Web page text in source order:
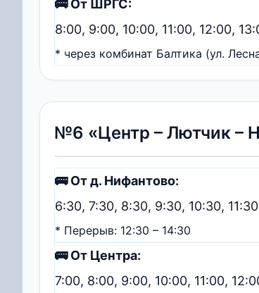
🚌 От ШРГС:
8:00, 9:00, 10:00, 11:00, 12:00,
* через комбинат Балтика (ул.
№6 «Центр – Лютчик –
🚌 От д. Нифантово:
6:30, 7:30, 8:30, 9:30, 10:30,
* Перерыв: 12:30 – 14:30
🚌 От Центра:
7:00, 8:00, 9:00, 10:00, 11:00,